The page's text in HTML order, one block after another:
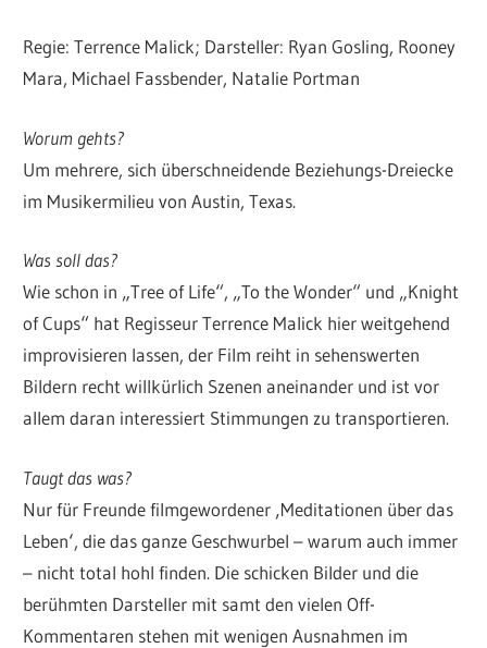
Regie: Terrence Malick; Darsteller: Ryan Gosling, Rooney
Mara, Michael Fassbender, Natalie Portman
Worum gehts?
Um mehrere, sich überschneidende Beziehungs-Dreiecke
im Musikermilieu von Austin, Texas.
Was soll das?
Wie schon in „Tree of Life“, „To the Wonder“ und „Knight
of Cups“ hat Regisseur Terrence Malick hier weitgehend
improvisieren lassen, der Film reiht in sehenswerten
Bildern recht willkürlich Szenen aneinander und ist vor
allem daran interessiert Stimmungen zu transportieren.
Taugt das was?
Nur für Freunde filmgewordener ‚Meditationen über das
Leben‘, die das ganze Geschwurbel – warum auch immer
– nicht total hohl finden. Die schicken Bilder und die
berühmten Darsteller mit samt den vielen Off-
Kommentaren stehen mit wenigen Ausnahmen im